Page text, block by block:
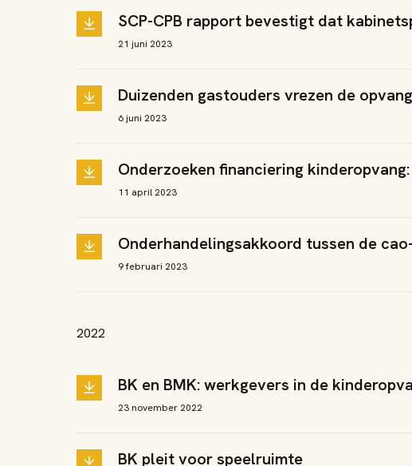
SCP-CPB rapport bevestigt dat
21 juni 2023
Duizenden gastouders vrezen de
6 juni 2023
Onderzoeken financiering
11 april 2023
Onderhandelingsakkoord tussen de
9 februari 2023
2022
BK en BMK: werkgevers in de
23 november 2022
BK pleit voor speelruimte